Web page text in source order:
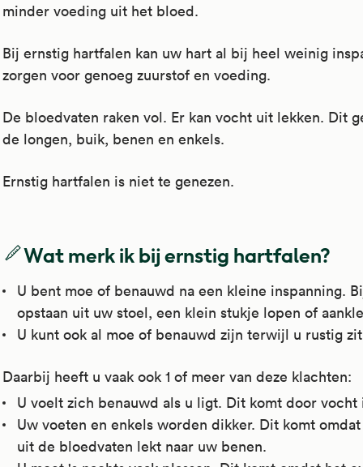
minder voeding uit het bloed.
Bij ernstig hartfalen kan uw hart al bij heel weinig
zorgen voor genoeg zuurstof en voeding.
De bloedvaten raken vol. Er kan vocht uit lekken. Dit
de longen, buik, benen en enkels.
Ernstig hartfalen is niet te genezen.
Wat merk ik bij ernstig hartfalen?
U bent moe of benauwd na een kleine inspanning.
opstaan uit uw stoel, een klein stukje lopen of
U kunt ook al moe of benauwd zijn terwijl u rustig
Daarbij heeft u vaak ook 1 of meer van deze klachten:
U voelt zich benauwd als u ligt. Dit komt door vocht
Uw voeten en enkels worden dikker. Dit komt
uit de bloedvaten lekt naar uw benen.